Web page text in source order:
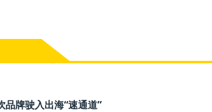
牌驶入出海“速通道”